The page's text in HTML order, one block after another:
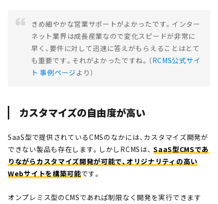
きめ細やかな営業サポートがよかったです。インター
ネット業界は成長産業なので変化スピードが非常に
早く、要件に対して迅速に答えがもらえることはとて
も重要です。それがよかったですね。（RCMS公式サイ
ト 事例ページ より）
カスタマイズの自由度が高い
SaaS型で提供されているCMSのなかには、カスタマイズ開発が
できない製品も存在します。しかしRCMSは、SaaS型CMSであ
りながらカスタマイズ開発が可能で、オリジナリティの高い
Webサイトを構築可能です。
オンプレミス型のCMSであれば制限なく開発を実行できます